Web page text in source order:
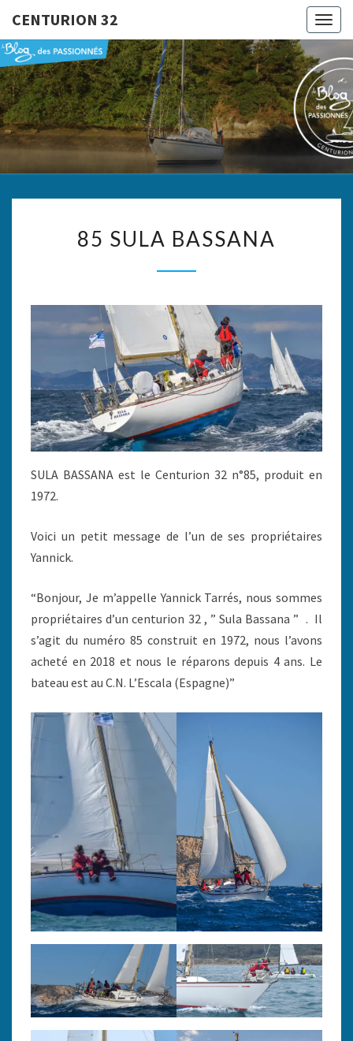
CENTURION 32
32
Le Blog
Des
Passionnés
SULA
85 SULA BASSANA
SULA BASSANA est le Centurion 32 n°85, produit en
1972.
Voici un petit message de l’un de ses propriétaires
Yannick.
“Bonjour, Je m’appelle Yannick Tarrés, nous sommes
propriétaires d’un centurion 32 , ” Sula Bassana ” . Il
s’agit du numéro 85 construit en 1972, nous l’avons
acheté en 2018 et nous le réparons depuis 4 ans. Le
bateau est au C.N. L’Escala (Espagne)”